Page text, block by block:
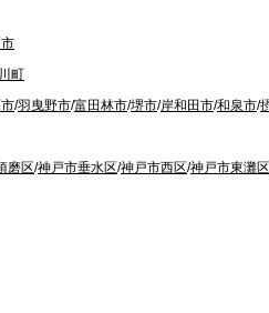
町
/羽曳野市/富田林市/堺市/岸和田市/和泉市/
磨区/神戸市垂水区/神戸市西区/神戸市東灘区